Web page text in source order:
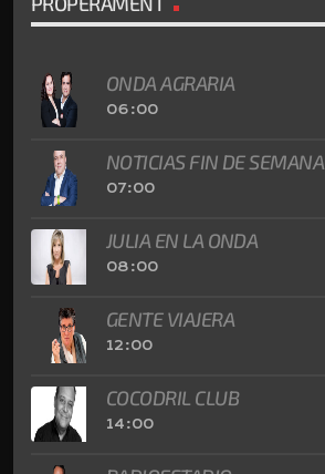
ONDA AGRARIA
06:00
NOTICIAS FIN DE SEMANA
07:00
JULIA EN LA ONDA
08:00
GENTE VIAJERA
12:00
COCODRIL CLUB
14:00